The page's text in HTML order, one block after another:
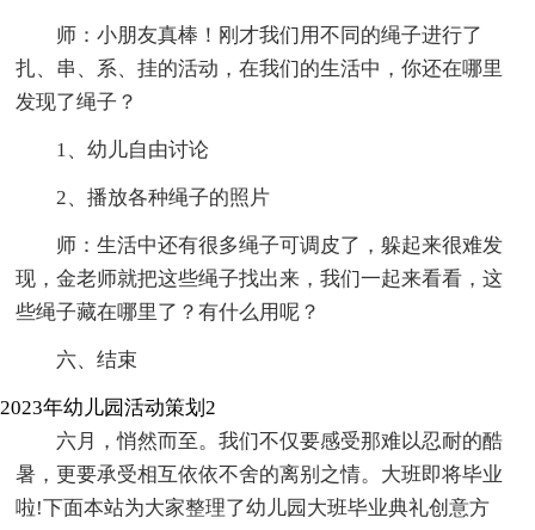
师：小朋友真棒！刚才我们用不同的绳子进行了
扎、串、系、挂的活动，在我们的生活中，你还在哪里
发现了绳子？
1、幼儿自由讨论
2、播放各种绳子的照片
师：生活中还有很多绳子可调皮了，躲起来很难发
现，金老师就把这些绳子找出来，我们一起来看看，这
些绳子藏在哪里了？有什么用呢？
六、结束
2023年幼儿园活动策划2
六月，悄然而至。我们不仅要感受那难以忍耐的酷
暑，更要承受相互依依不舍的离别之情。大班即将毕业
啦!下面本站为大家整理了幼儿园大班毕业典礼创意方